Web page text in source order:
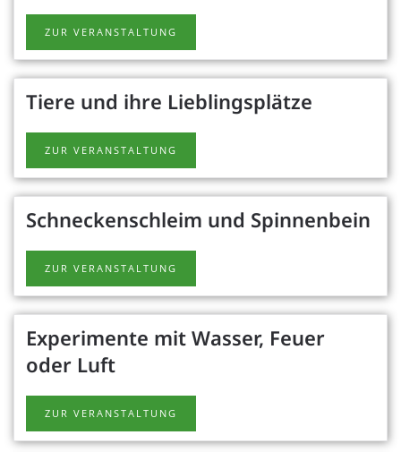
ZUR VERANSTALTUNG
Tiere und ihre Lieblingsplätze
ZUR VERANSTALTUNG
Schneckenschleim und Spinnenbein
ZUR VERANSTALTUNG
Experimente mit Wasser, Feuer
oder Luft
ZUR VERANSTALTUNG